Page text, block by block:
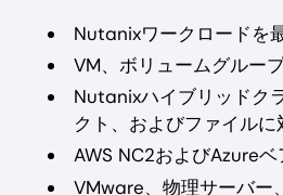
Nutanixワークロードを
VM、ボリュームグルー
Nutanixハイブリッドク
クト、およびファイルに
AWS NC2およびAzureベ
VMware、物理サーバー